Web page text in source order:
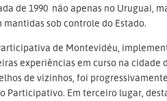
de 1990 não apenas no Uruguai,
sob controle do Estado.
de Montevidéu,
experiências em curso na cidade
de vizinhos, foi
Participativo. Em terceiro lugar,